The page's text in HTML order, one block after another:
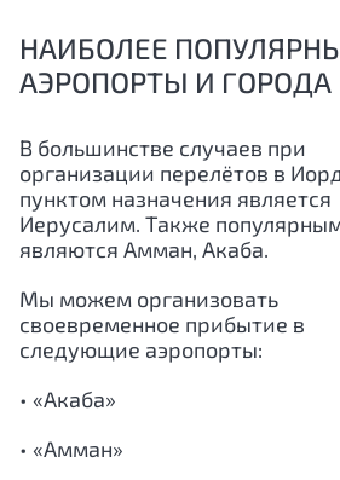
НАИБОЛЕЕ
АЭРОПОРТЫ И
В большинстве случаев при
организации перелётов в
пунктом назначения является
Иерусалим. Также
являются Амман, Акаба.
Мы можем организовать
своевременное прибытие в
следующие аэропорты:
• «Акаба»
• «Амман»